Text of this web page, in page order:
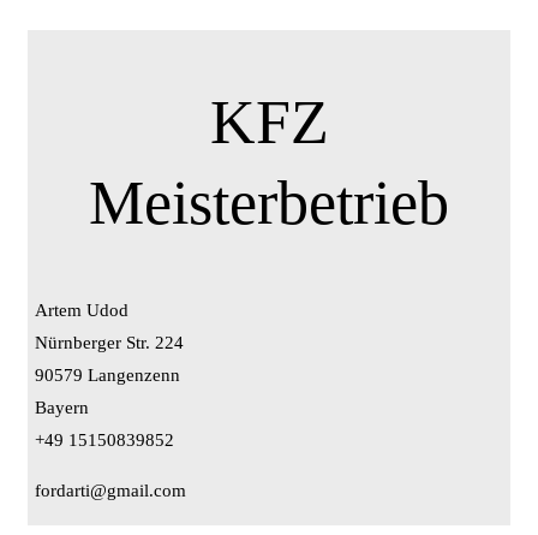
KFZ
Meisterbetrieb
Artem Udod
Nürnberger Str. 224
90579 Langenzenn
Bayern
+49 15150839852
fordarti@gmail.com